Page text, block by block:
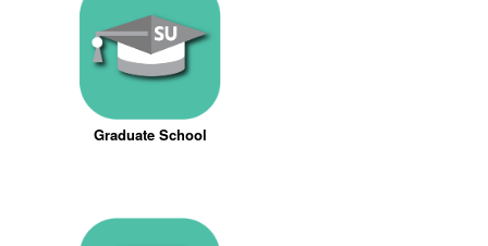
Graduate School